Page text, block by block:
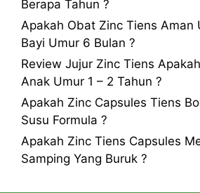
Berapa Tahun ?
Apakah Obat Zinc Tiens Aman
Bayi Umur 6 Bulan ?
Review Jujur Zinc Tiens
Anak Umur 1 – 2 Tahun ?
Apakah Zinc Capsules Tiens
Susu Formula ?
Apakah Zinc Tiens Capsules
Samping Yang Buruk ?